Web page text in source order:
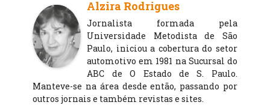
Alzira Rodrigues
Jornalista formada pela
Universidade Metodista de São
Paulo, iniciou a cobertura do setor
automotivo em 1981 na Sucursal do
ABC de O Estado de S. Paulo.
Manteve-se na área desde então, passando por
outros jornais e também revistas e sites.